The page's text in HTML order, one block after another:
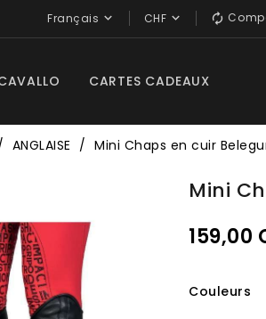

CHF 
Français 
CARTES CADEAUX
ANGLAISE Mini Chaps en cuir
Mini
159,00
Couleurs